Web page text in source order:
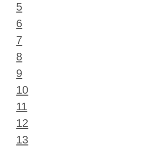
5
6
7
8
9
10
11
12
13